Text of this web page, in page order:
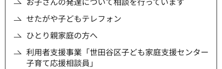
せたがや子どもテレフォン
ひとり親家庭の方へ
利用者支援事業「世田谷区子ども家庭支援センター
子育て応援相談員」